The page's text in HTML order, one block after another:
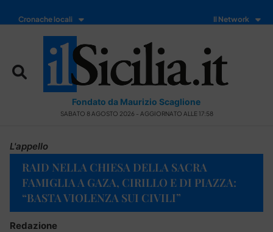
Cronache locali Il Network
Fondato da Maurizio Scaglione
SABATO 8 AGOSTO 2026 - AGGIORNATO ALLE 17:58
L'appello
RAID NELLA CHIESA DELLA SACRA
FAMIGLIA A GAZA, CIRILLO E DI PIAZZA:
“BASTA VIOLENZA SUI CIVILI”
Redazione